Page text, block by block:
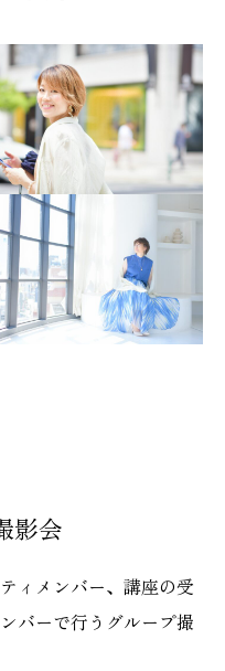
影会
ィメンバー、講座の受
バーで行うグループ撮